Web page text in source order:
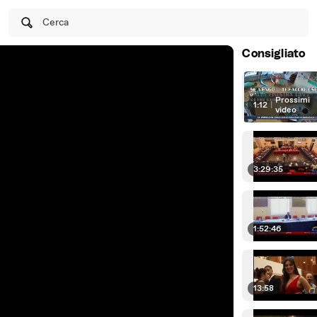
Cerca
Consigliato
1:12 | Prossimi
video
3:29:35
1:52:46
13:58